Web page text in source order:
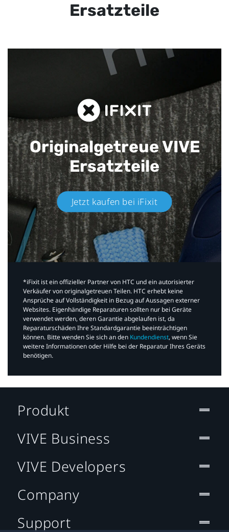
Ersatzteile
Originalgetreue VIVE
Ersatzteile
Jetzt kaufen bei iFixit​
*iFixit ist ein offizieller Partner von HTC und ein autorisierter
Verkäufer von originalgetreuen Teilen. HTC erhebt keine
Ansprüche auf Vollständigkeit in Bezug auf Aussagen externer
Websites. Eigenhändige Reparaturen sollten nur bei Geräte
verwendet werden, deren Garantie abgelaufen ist, da
Reparaturschäden Ihre Standardgarantie beeinträchtigen
können. Bitte wenden Sie sich an den Kundendienst, wenn Sie
weitere Informationen oder Hilfe bei der Reparatur Ihres Geräts
benötigen.​
Produkt
VIVE Business
VIVE Developers
Company
Support